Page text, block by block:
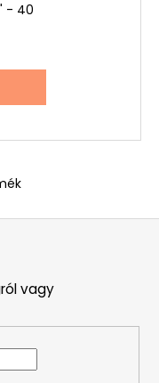
- 40
vagy